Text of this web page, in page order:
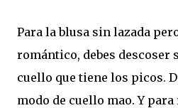
Para la blusa sin lazada
romántico, debes descoser
cuello que tiene los picos.
modo de cuello mao. Y